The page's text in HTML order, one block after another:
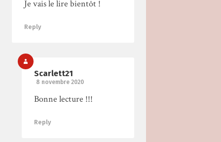
Je vais le lire bientôt !
Reply
Scarlett21
8 novembre 2020
Bonne lecture !!!
Reply